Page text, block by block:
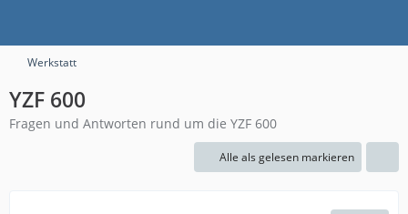
Werkstatt
YZF 600
Fragen und Antworten rund um die YZF 600
Alle als gelesen markieren